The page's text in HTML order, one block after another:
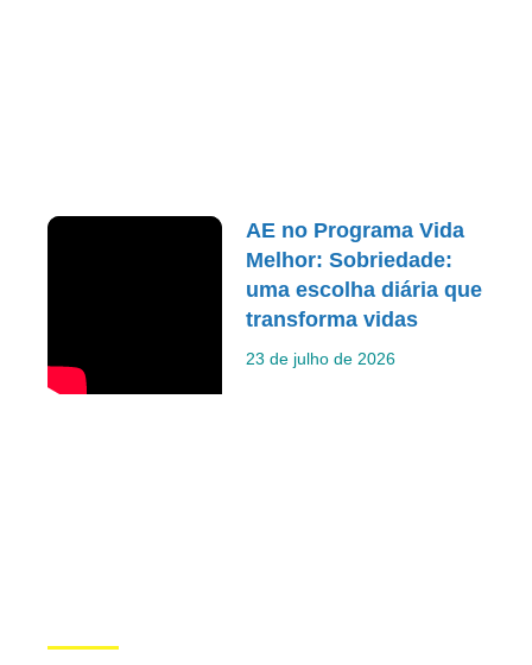
AE no Programa Vida
Melhor: Sobriedade:
uma escolha diária que
transforma vidas
23 de julho de 2026